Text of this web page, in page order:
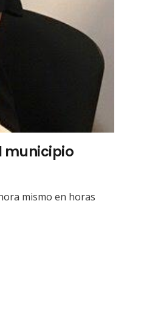
municipio
mismo en horas